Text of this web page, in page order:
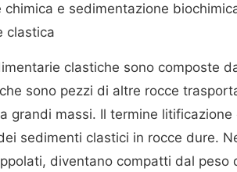
chimica e sedimentazione
clastica
clastiche sono composte
sono pezzi di altre rocce
grandi massi. Il termine
sedimenti clastici in rocce dure.
diventano compatti dal peso